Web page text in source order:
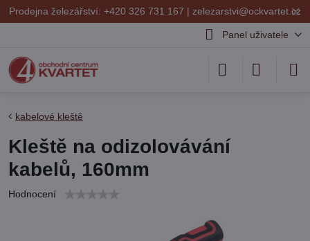
✕
Prodejna železářství: +420 326 731 167 | zelezarstvi@ockvartet.cz
Panel uživatele
kabelové kleště
Kleště na odizolovávání
kabelů, 160mm
Hodnocení